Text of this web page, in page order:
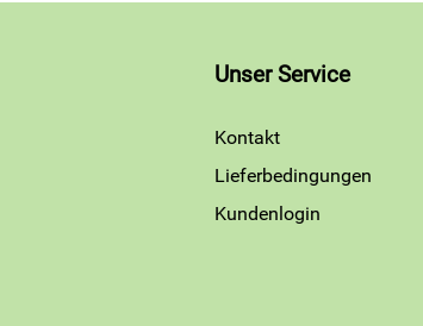
Unser Service
Kontakt
Lieferbedingungen
Kundenlogin